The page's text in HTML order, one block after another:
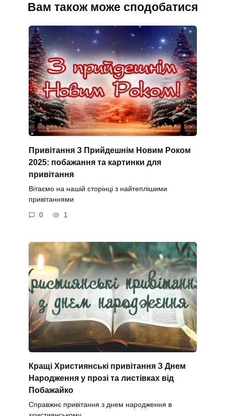
Вам також може сподобатися
Привітання З Прийдешнім Новим Роком
2025: побажання та картинки для
привітання
Вітаємо на нашій сторінці з найтеплішими
привітаннями
0 1
Кращі Християнські привітання З Днем
Народження у прозі та листівках від
Побажайко
Справжнє привітання з днем народження в